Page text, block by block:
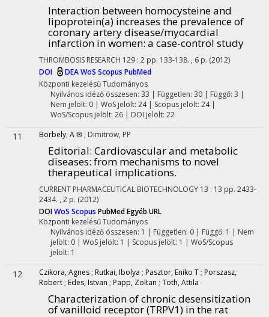
Interaction between homocysteine and
lipoprotein(a) increases the prevalence of
coronary artery disease/myocardial
infarction in women: a case-control study
THROMBOSIS RESEARCH 129 : 2 pp. 133-138. , 6 p. (2012)
DOI
DEAWoS Scopus PubMed
Központi kezelésűTudományos
Nyilvános idéző összesen: 33 | Független: 30 | Függő: 3 |
Nem jelölt: 0 | WoS jelölt: 24 | Scopus jelölt: 24 |
WoS/Scopus jelölt: 26 | DOI jelölt: 22
11 Borbely, A ✉ ; Dimitrow, PP
Editorial: Cardiovascular and metabolic
diseases: from mechanisms to novel
therapeutical implications.
CURRENT PHARMACEUTICAL BIOTECHNOLOGY 13 : 13 pp. 2433-
2434. , 2 p. (2012)
DOIWoS Scopus PubMedEgyéb URL
Központi kezelésűTudományos
Nyilvános idéző összesen: 1 | Független: 0 | Függő: 1 | Nem
jelölt: 0 | WoS jelölt: 1 | Scopus jelölt: 1 | WoS/Scopus
jelölt: 1
12 Czikora, Agnes ; Rutkai, Ibolya ; Pasztor, Eniko T ; Porszasz,
Robert ; Edes, Istvan ; Papp, Zoltan ; Toth, Attila
Characterization of chronic desensitization
of vanilloid receptor (TRPV1) in the rat